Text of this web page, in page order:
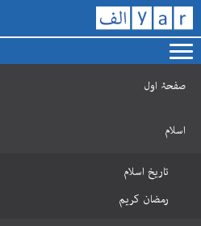
صفحۂ اول
اسلام
تاریخ اسلام
رمضان کریم